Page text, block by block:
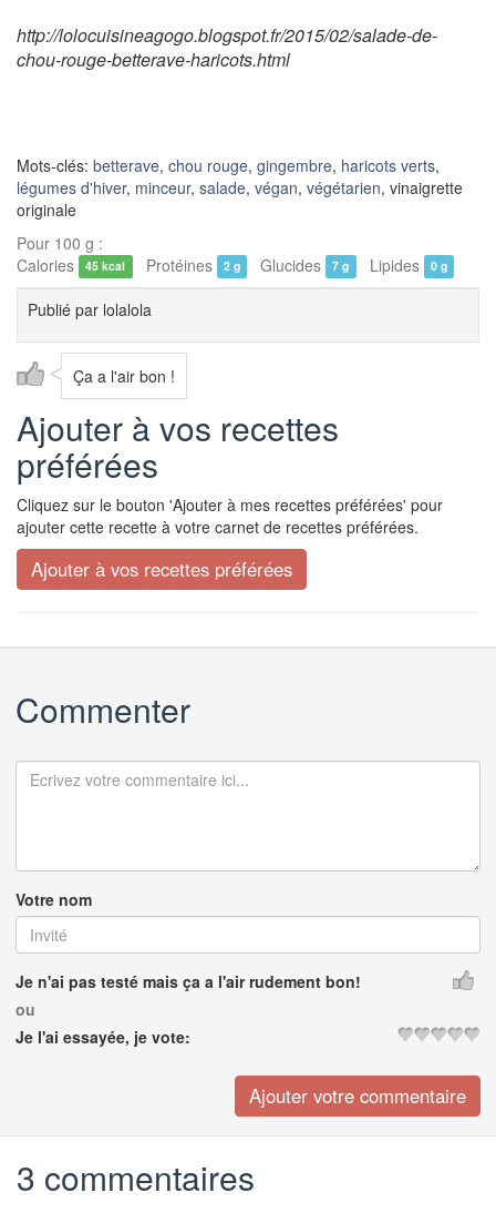
http://lolocuisineagogo.blogspot.fr/2015/02/salade-de-
chou-rouge-betterave-haricots.html
Mots-clés: betterave, chou rouge, gingembre, haricots verts,
légumes d'hiver, minceur, salade, végan, végétarien, vinaigrette
originale
Pour 100 g :
Calories
45 kcal Protéines 2 g Glucides 7 g Lipides 0 g
Publié par lolalola
Ça a l'air bon !
Ajouter à vos recettes
préférées
Cliquez sur le bouton 'Ajouter à mes recettes préférées' pour
ajouter cette recette à votre carnet de recettes préférées.
Commenter
Votre nom
Je n'ai pas testé mais ça a l'air rudement bon!
ou
Je l'ai essayée, je vote:
3 commentaires